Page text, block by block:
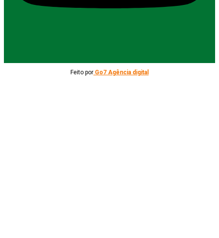
Feito por Go7 Agência digital